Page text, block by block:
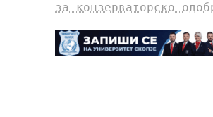
за конзерваторско